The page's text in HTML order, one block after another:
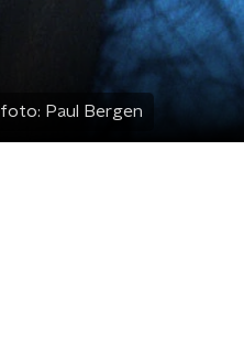
foto: Paul Bergen